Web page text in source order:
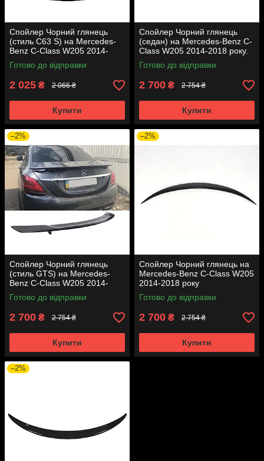
Спойлер Чорний глянець
(стиль C63 S) на Mercedes-
Benz C-Class W205 2014-
2018 року.
Готово до відправки
2 025 ₴ 2 066 ₴
Купити
Спойлер Чорний глянець
(седан) на Mercedes-Benz C-
Class W205 2014-2018 року.
Готово до відправки
2 700 ₴ 2 754 ₴
Купити
–2%
Спойлер Чорний глянець
(стиль GTS) на Mercedes-
Benz C-Class W205 2014-
2018 року.
Готово до відправки
2 700 ₴ 2 754 ₴
Купити
–2%
Спойлер Чорний глянець на
Mercedes-Benz C-Class W205
2014-2018 року
Готово до відправки
2 700 ₴ 2 754 ₴
Купити
–2%